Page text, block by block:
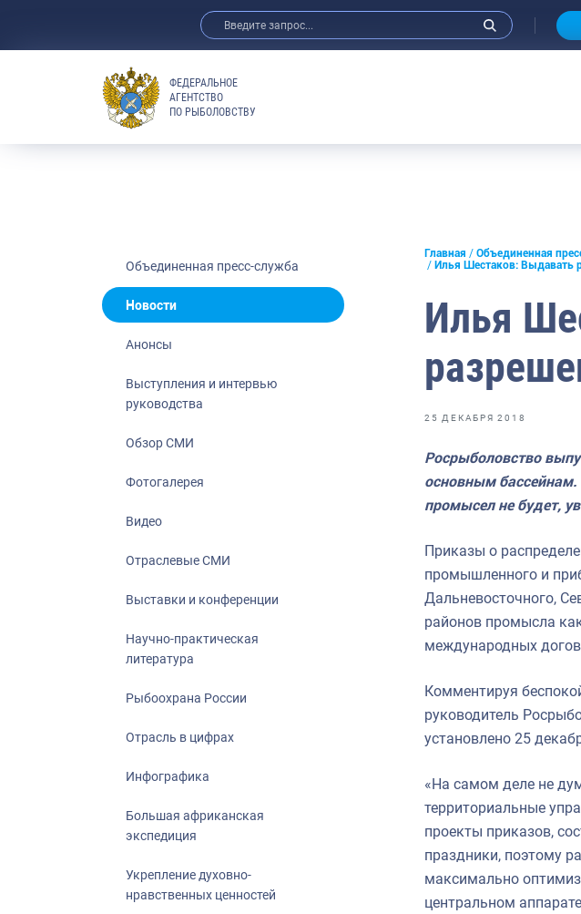
Анонсы
Отраслевые СМИ
Выставки и конференции
Рыбоохрана России
Большая африканская экспедиция
Укрепление духовно-нравственных
События в России и мире
ФЕДЕРАЛЬНОЕ
АГЕНТСТВО
ПО РЫБОЛОВСТВУ
Объединенная пресс-служба
Новости
Анонсы
Выступления и интервью
руководства
Обзор СМИ
Фотогалерея
Видео
Отраслевые СМИ
Выставки и конференции
Научно-практическая
литература
Рыбоохрана России
Отрасль в цифрах
Инфографика
Большая африканская
экспедиция
Укрепление духовно-
нравственных ценностей
Главная Объединенная
Илья Шестаков: Выдавать
Илья
25 ДЕКАБРЯ 2018
Росрыболовство
основным
промысел не будет,
Приказы о
промышленного и
Дальневосточного,
районов промысла
международных
Комментируя
руководитель
установлено 25
«На самом деле не
территориальные
проекты приказов,
праздники, поэтому
максимально
центральном